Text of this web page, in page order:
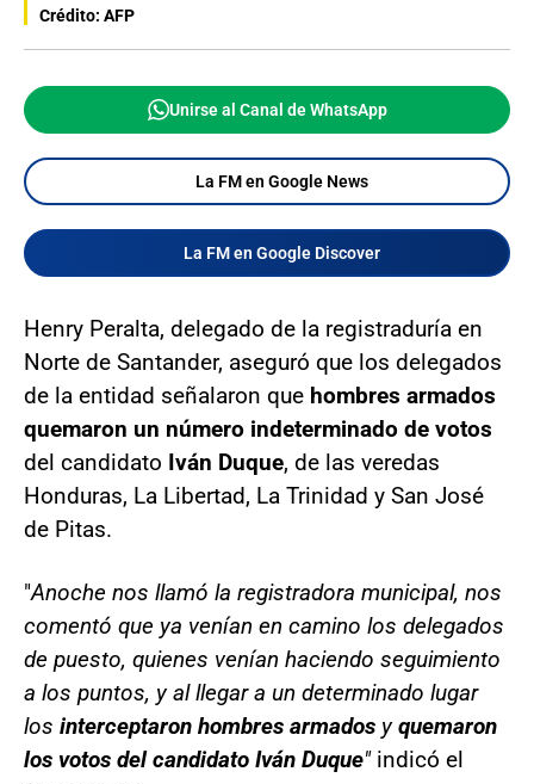
Crédito: AFP
Unirse al Canal de WhatsApp
La FM en Google News
La FM en Google Discover
Henry Peralta, delegado de la registraduría en
Norte de Santander, aseguró que los delegados
de la entidad señalaron que hombres armados
quemaron un número indeterminado de votos
del candidato Iván Duque, de las veredas
Honduras, La Libertad, La Trinidad y San José
de Pitas.
"Anoche nos llamó la registradora municipal, nos
comentó que ya venían en camino los delegados
de puesto, quienes venían haciendo seguimiento
a los puntos, y al llegar a un determinado lugar
los interceptaron hombres armados yquemaron
los votos del candidato Iván Duque"indicó el